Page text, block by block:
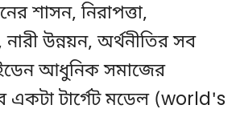
শাসন, নিরাপত্তা,
উন্নয়ন, অর্থনীতির সব
আধুনিক সমাজের
একটা টার্গেট মডেল (world's